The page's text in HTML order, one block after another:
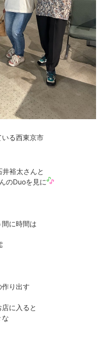
る西東京市
裕太さんと
のDuoを見に
に時間は
り出す
に入ると
な